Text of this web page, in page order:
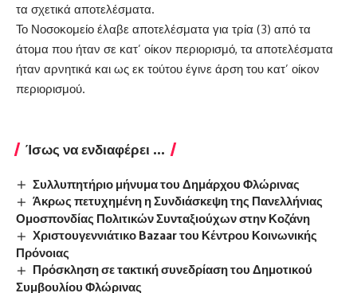
τα σχετικά αποτελέσματα.
Το Νοσοκομείο έλαβε αποτελέσματα για τρία (3) από τα
άτομα που ήταν σε κατ’ οίκον περιορισμό, τα αποτελέσματα
ήταν αρνητικά και ως εκ τούτου έγινε άρση του κατ’ οίκον
περιορισμού.
Ίσως να ενδιαφέρει ...
Συλλυπητήριο μήνυμα του Δημάρχου Φλώρινας
Άκρως πετυχημένη η Συνδιάσκεψη της Πανελλήνιας
Ομοσπονδίας Πολιτικών Συνταξιούχων στην Κοζάνη
Χριστουγεννιάτικο Bazaar του Κέντρου Κοινωνικής
Πρόνοιας
Πρόσκληση σε τακτική συνεδρίαση του Δημοτικού
Συμβουλίου Φλώρινας